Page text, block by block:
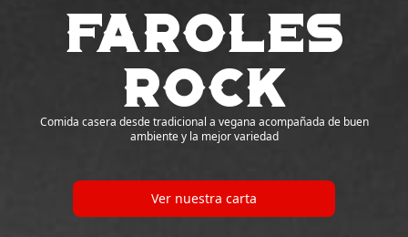
Faroles
Rock
Comida casera desde tradicional a vegana acompañada de buen
ambiente y la mejor variedad
Ver nuestra carta